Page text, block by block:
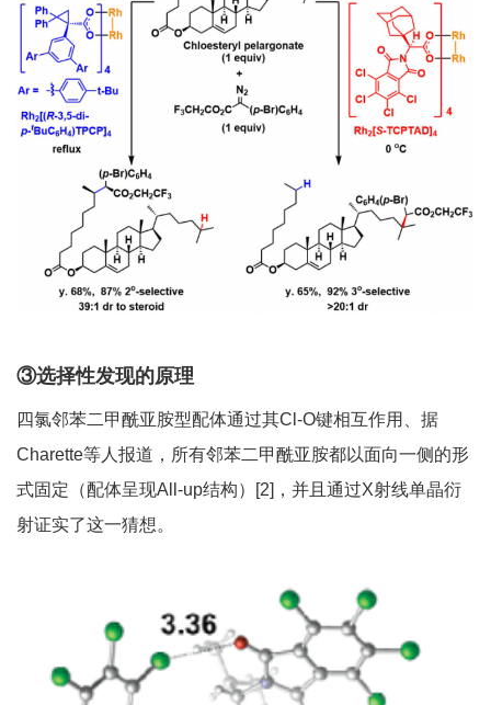
③选择性发现的原理
四氯邻苯二甲酰亚胺型配体通过其Cl-O键相互作用、据
Charette等人报道，所有邻苯二甲酰亚胺都以面向一侧的形
式固定（配体呈现All-up结构）[2]，并且通过X射线单晶衍
射证实了这一猜想。